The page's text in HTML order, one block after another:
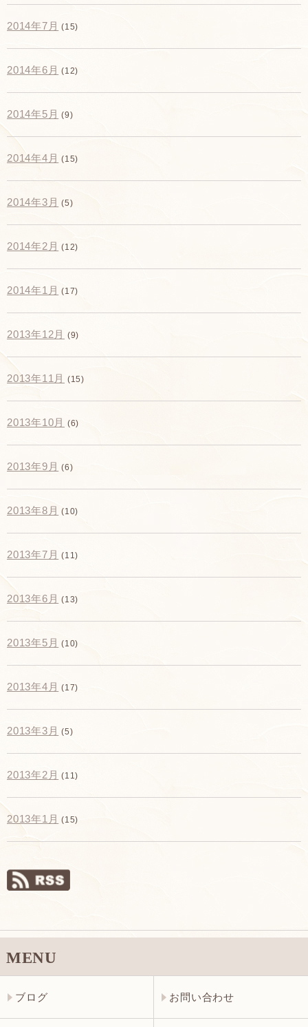
2014年7月 (15)
2014年6月 (12)
2014年5月 (9)
2014年4月 (15)
2014年3月 (5)
2014年2月 (12)
2014年1月 (17)
2013年12月 (9)
2013年11月 (15)
2013年10月 (6)
2013年9月 (6)
2013年8月 (10)
2013年7月 (11)
2013年6月 (13)
2013年5月 (10)
2013年4月 (17)
2013年3月 (5)
2013年2月 (11)
2013年1月 (15)
MENU
ブログ お問い合わせ